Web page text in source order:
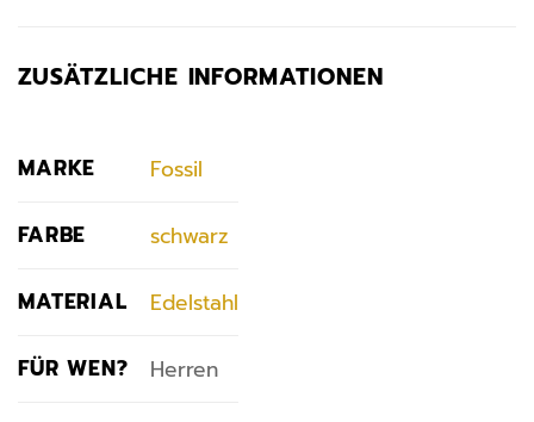
ZUSÄTZLICHE INFORMATIONEN
MARKE Fossil
FARBE schwarz
MATERIAL Edelstahl
FÜR WEN? Herren